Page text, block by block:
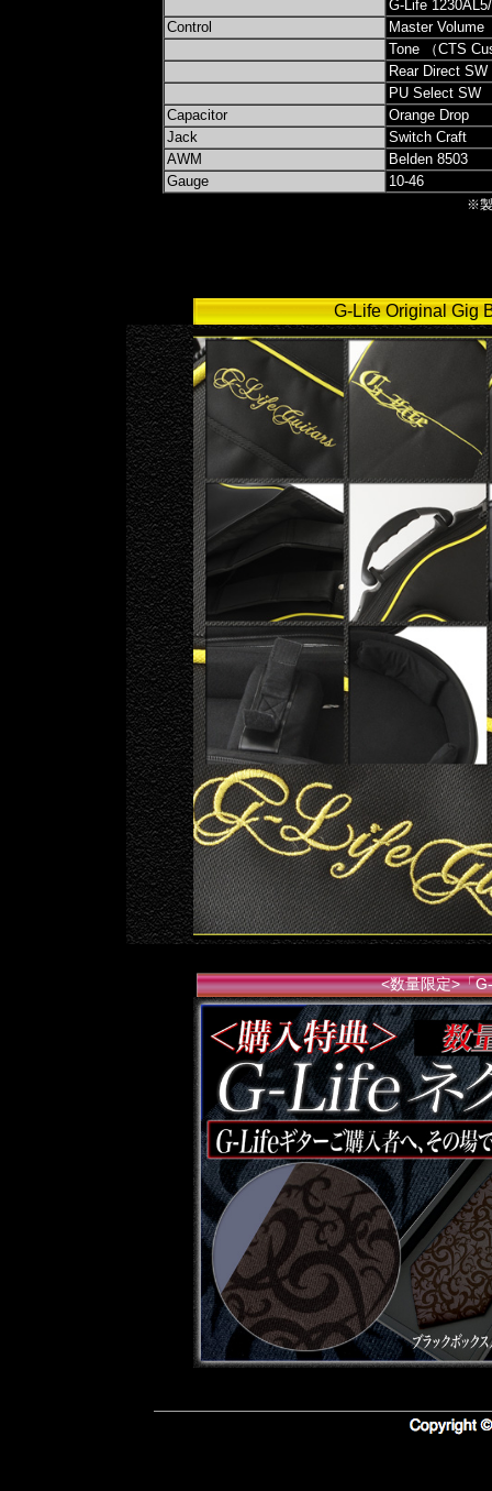
G-Life
Control
Master Volume
Tone （CTS
Rear Direct SW
PU Select SW
Capacitor
Orange Drop
Jack
Switch Craft
AWM
Belden 8503
Gauge
10-46
※製
G-Life Original Gig
<数量限定>「